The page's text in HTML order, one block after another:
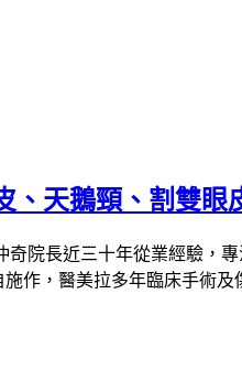
天鵝頸、割雙眼
奇院長近三十年從業經驗，
多年臨床手術及